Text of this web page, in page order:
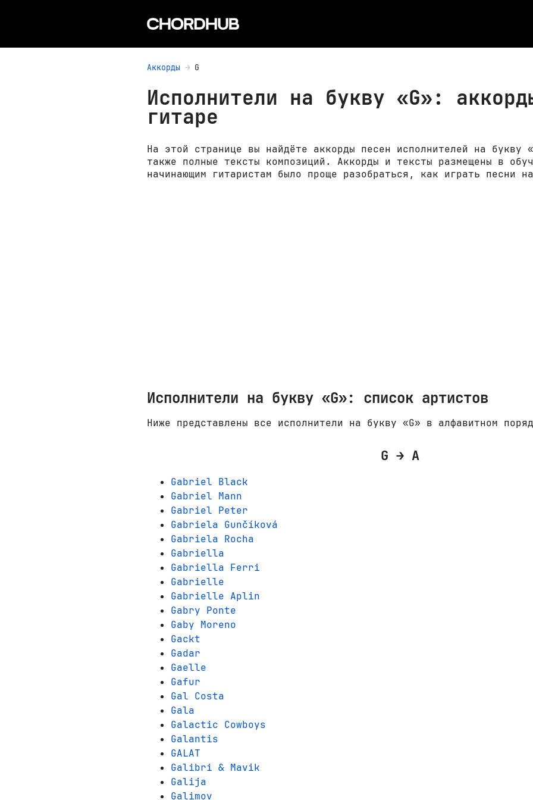
Аккорды G
Исполнители на букву «G»:
гитаре
На этой странице вы найдёте аккорды песен исполнителей на букву
также полные тексты композиций. Аккорды и тексты размещены в
начинающим гитаристам было проще разобраться, как играть песни
Исполнители на букву «G»: список артистов
Ниже представлены все исполнители на букву «G» в алфавитном
G → A
Gabriel Black
Gabriel Mann
Gabriel Peter
Gabriela Gunčíková
Gabriela Rocha
Gabriella
Gabriella Ferri
Gabrielle
Gabrielle Aplin
Gabry Ponte
Gaby Moreno
Gackt
Gadar
Gaelle
Gafur
Gal Costa
Gala
Galactic Cowboys
Galantis
GALAT
Galibri & Mavik
Galija
Galimov